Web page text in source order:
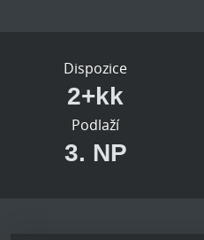
Dispozice
2+kk
Podlaží
3. NP